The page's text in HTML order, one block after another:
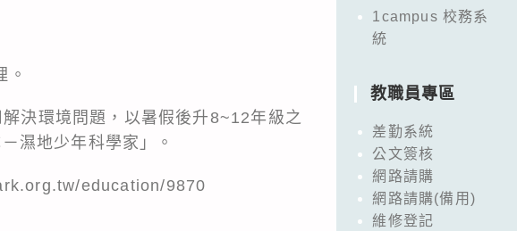
。
決環境問題，以暑假後升8~12年級之
濕地少年科學家」。
education/9870
1campus 校務系
統
教職員專區
差勤系統
公文簽核
網路請購
網路請購(備用)
維修登記